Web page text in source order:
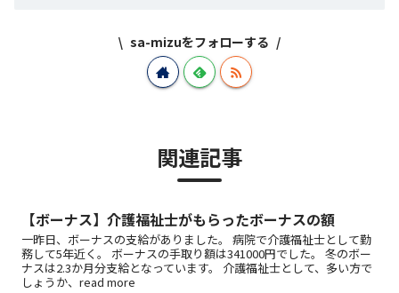
sa-mizuをフォローする
関連記事
【ボーナス】介護福祉士がもらったボーナスの額
一昨日、ボーナスの支給がありました。 病院で介護福祉士として勤
務して5年近く。 ボーナスの手取り額は341000円でした。 冬のボー
ナスは2.3か月分支給となっています。 介護福祉士として、多い方で
しょうか、read more